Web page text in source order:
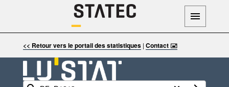
<< Retour vers le portail des statistiques| Contact 🖃